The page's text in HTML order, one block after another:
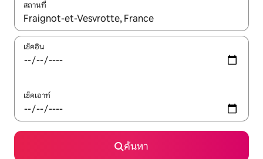
สถานที่
ใช้ลูกศรขึ้นลง หรือใช้การสัมผัสหรือปัด เพื่อสำรวจผลการค้นหา
เช็คอิน
เช็คเอาท์
ค้นหา